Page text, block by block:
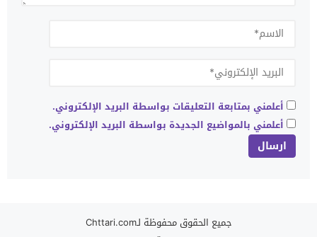
أعلمني بمتابعة التعليقات بواسطة البريد الإلكتروني.
أعلمني بالمواضيع الجديدة بواسطة البريد الإلكتروني.
جميع الحقوق محفوظة لـChttari.com